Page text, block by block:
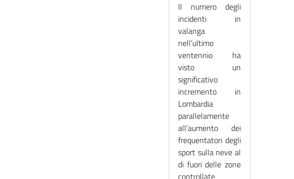
Il numero degli
incidenti in
valanga
nell’ultimo
ventennio ha
visto un
significativo
incremento in
Lombardia
parallelamente
all’aumento dei
frequentatori degli
sport sulla neve al
di fuori delle zone
controllate